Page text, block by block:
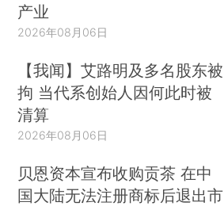
产业
2026年08月06日
【我闻】艾路明及多名股东被
拘 当代系创始人因何此时被
清算
2026年08月06日
贝恩资本宣布收购贡茶 在中
国大陆无法注册商标后退出市